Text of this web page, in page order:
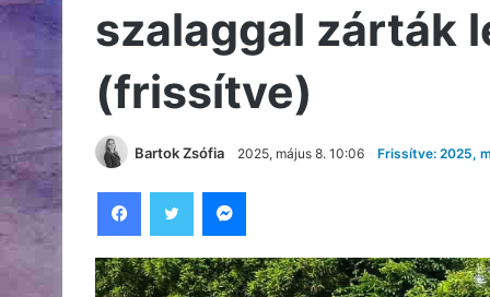
szalaggal zárták
(frissítve)
Bartok Zsófia 2025, május 8. 10:06 Frissítve: 2025,